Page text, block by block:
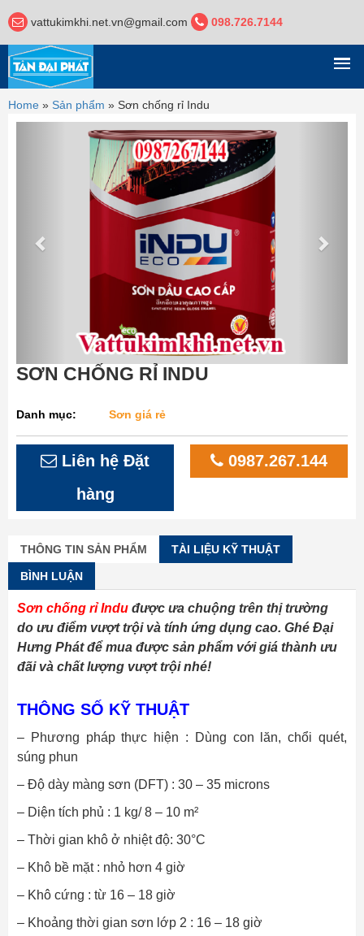
vattukimkhi.net.vn@gmail.com 098.726.7144
DANH MỤC
Home » Sản phẩm » Sơn chống rỉ Indu
Previous
SƠN CHỐNG RỈ INDU
Danh mục: Sơn giá rẻ
Liên hệ Đặt
hàng
0987.267.144
THÔNG TIN SẢN PHẨM TÀI LIỆU KỸ THUẬT
BÌNH LUẬN
Sơn chống rỉ Indu được ưa chuộng trên thị trường
do ưu điểm vượt trội và tính ứng dụng cao. Ghé Đại
Hưng Phát để mua được sản phẩm với giá thành ưu
đãi và chất lượng vượt trội nhé!
THÔNG SỐ KỸ THUẬT
– Phương pháp thực hiện : Dùng con lăn,chổi quét,
súng phun
– Độ dày màng sơn (DFT) : 30 – 35 microns
– Diện tích phủ : 1 kg/ 8 – 10 m²
– Thời gian khô ở nhiệt độ: 30°C
– Khô bề mặt : nhỏ hơn 4 giờ
– Khô cứng : từ 16 – 18 giờ
– Khoảng thời gian sơn lớp 2 : 16 – 18 giờ